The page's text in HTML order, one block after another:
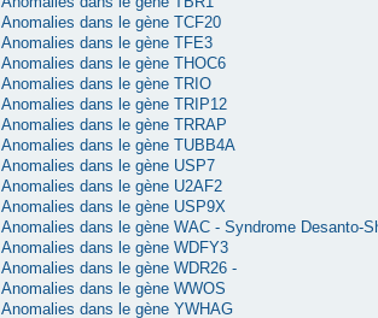
Anomalies dans le gène TCF20
Anomalies dans le gène TFE3
Anomalies dans le gène THOC6
Anomalies dans le gène TRIO
Anomalies dans le gène TRIP12
Anomalies dans le gène TRRAP
Anomalies dans le gène TUBB4A
Anomalies dans le gène USP7
Anomalies dans le gène U2AF2
Anomalies dans le gène USP9X
Anomalies dans le gène WAC - Syndrome Desanto-
Anomalies dans le gène WDFY3
Anomalies dans le gène WDR26 -
Anomalies dans le gène WWOS
Anomalies dans le gène YWHAG